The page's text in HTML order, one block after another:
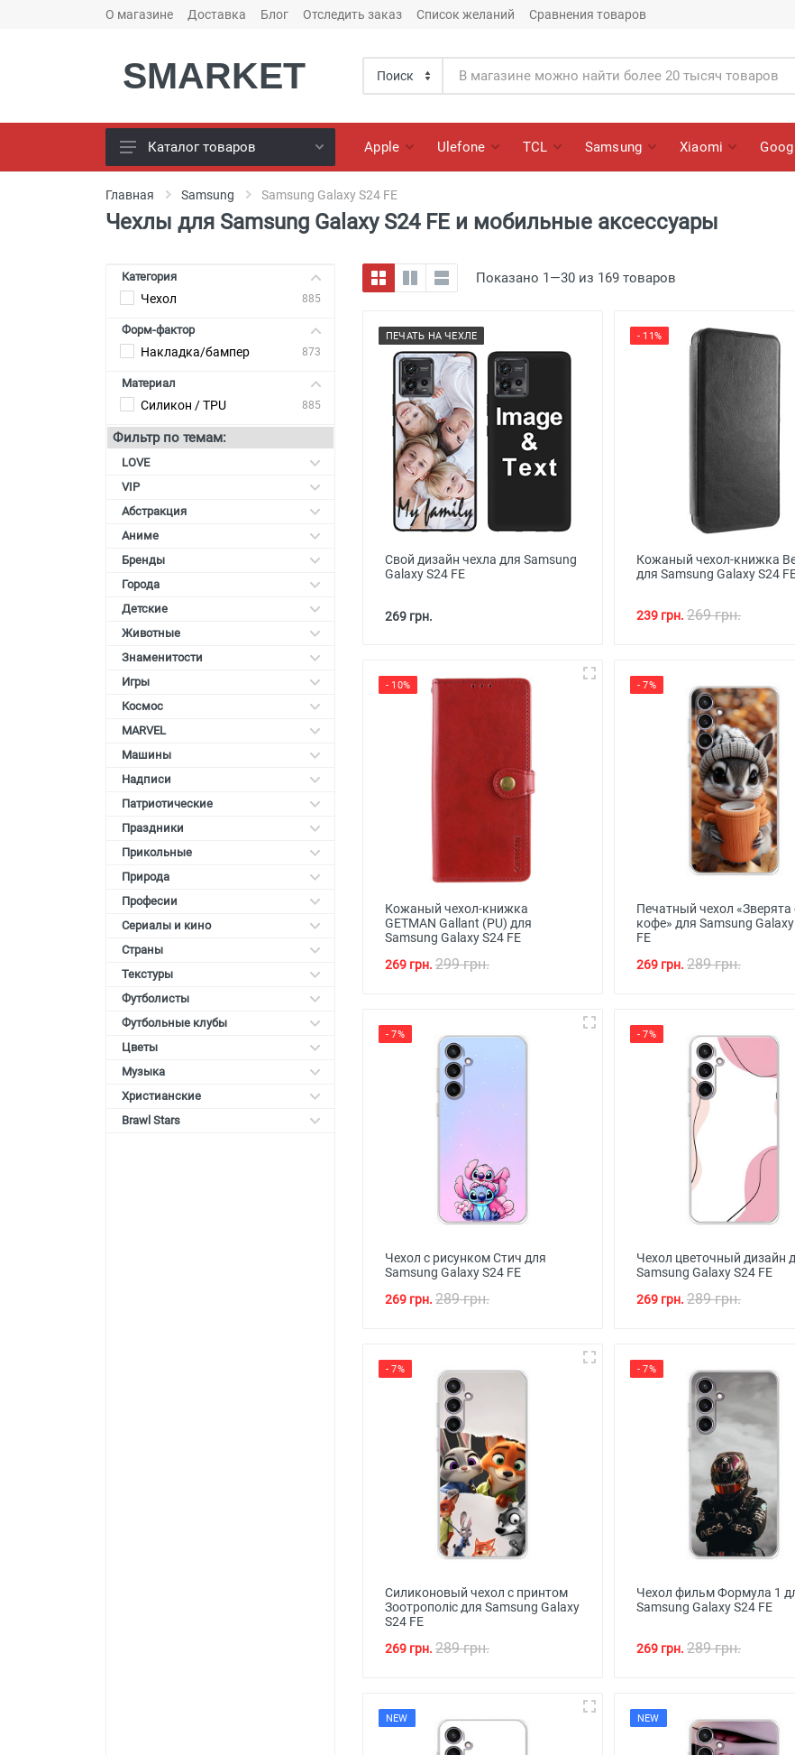
О магазине Доставка Блог Отследить заказ Список желаний Сравнения товаров
SMARKET
Чехлы для телефонов
Конструктор чехлов
Bluetooth колоноки
Универсальные наушники
Кабели для смартфонов
Карты памяти
Автоаксессуары для
Смарт гаджеты и аксессуары
Другие аксессуары
Каталог товаров Apple Ulefone TCL Samsung Xiaomi
Главная Samsung Samsung Galaxy S24 FE
Чехлы для Samsung Galaxy S24 FE и мобильные аксессуары
Категория
Чехол 885
Форм-фактор
Накладка/бампер 873
Материал
Силикон / TPU 885
Фильтр по темам:
LOVE
VIP
Абстракция
Аниме
Бренды
Города
Детские
Животные
Знаменитости
Игры
Космос
MARVEL
Машины
Надписи
Патриотические
Праздники
Прикольные
Природа
Професии
Сериалы и кино
Страны
Текстуры
Футболисты
Футбольные клубы
Цветы
Музыка
Христианские
Brawl Stars
Показано 1—30 из 169 товаров
ПЕЧАТЬ НА ЧЕХЛЕ
Свой дизайн чехла для Samsung
Galaxy S24 FE
269 грн.
- 11%
Кожаный чехол-книжка
для Samsung Galaxy S24
239 грн. 269 грн.
- 10%
Кожаный чехол-книжка
GETMAN Gallant (PU) для
Samsung Galaxy S24 FE
269 грн. 299 грн.
- 7%
Печатный чехол «Зверята
кофе» для Samsung
FE
269 грн. 289 грн.
- 7%
Чехол с рисунком Стич для
Samsung Galaxy S24 FE
269 грн. 289 грн.
- 7%
Чехол цветочный дизайн
Samsung Galaxy S24 FE
269 грн. 289 грн.
- 7%
Силиконовый чехол с принтом
Зоотрополіс для Samsung Galaxy
S24 FE
269 грн. 289 грн.
- 7%
Чехол фильм Формула 1
Samsung Galaxy S24 FE
269 грн. 289 грн.
NEW NEW